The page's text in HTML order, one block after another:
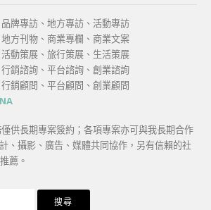
牌專訪、地方專訪、活動專訪
方刊物、商業專欄、商業文案
動策展、旅行策展、生活策展
銷諮詢、平台諮詢、創業諮詢
銷顧問、平台顧問、創業顧問
供長期專案簽約；各項專案亦可與我長期合作
、攝影、廣告、媒體共同協作，另有信賴的社
薦。